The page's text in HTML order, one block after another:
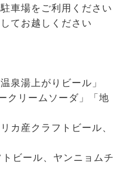
車場をご利用ください
てお越しください
泉湯上がりビール」
クリームソーダ」「地
カ産クラフトビール、
ビール、ヤンニョムチ